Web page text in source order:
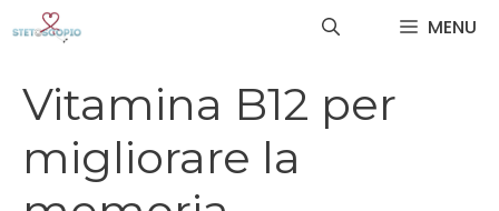
MENU
Vitamina B12 per
migliorare la